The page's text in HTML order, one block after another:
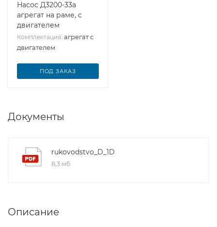
Насос Д3200-33а
агрегат на раме, с
двигателем
Комплектация: агрегат с
двигателем
ПОД ЗАКАЗ
Документы
rukovodstvo_D_1D
8,3 мб
Описание